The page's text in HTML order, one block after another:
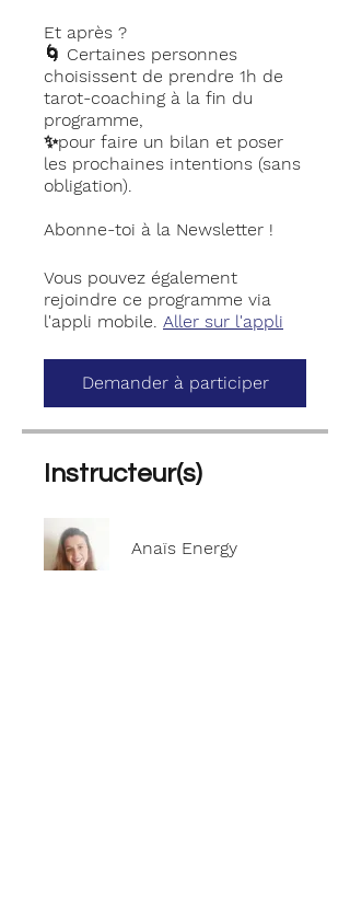
Et après ?
🌀 Certaines personnes
choisissent de prendre 1h de
tarot-coaching à la fin du
programme,
✨pour faire un bilan et poser
les prochaines intentions (sans
obligation).
Vous pouvez également
rejoindre ce programme via
l'appli mobile. Aller sur l'appli
Demander à participer
Instructeur(s)
Anaïs Energy